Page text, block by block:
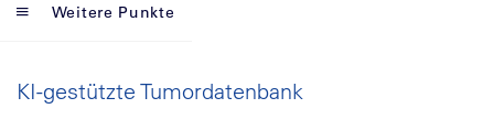
Weitere Punkte
KI-gestützte Tumordatenbank